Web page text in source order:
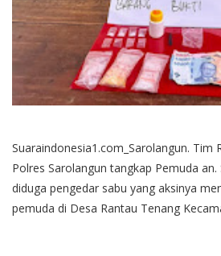
Suaraindonesia1.com_Sarolangun. Tim
Polres Sarolangun tangkap Pemuda an.
diduga pengedar sabu yang aksinya
pemuda di Desa Rantau Tenang